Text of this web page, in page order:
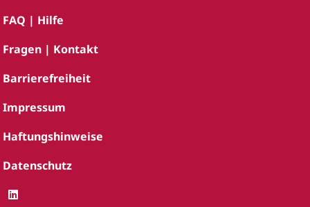
FAQ | Hilfe
Fragen | Kontakt
Barrierefreiheit
Impressum
Haftungshinweise
Datenschutz